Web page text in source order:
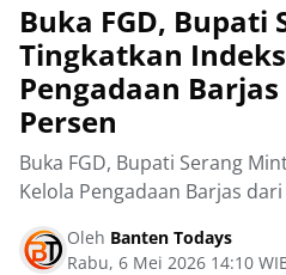
Buka FGD, Bupati
Tingkatkan
Pengadaan
Persen
Buka FGD, Bupati Serang
Kelola Pengadaan Barjas
Oleh Banten Todays
Rabu, 6 Mei 2026 14:10